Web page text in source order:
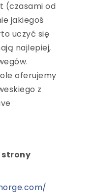
(czasami od
jakiegoś
uczyć się
najlepiej,
oferujemy
z
strony